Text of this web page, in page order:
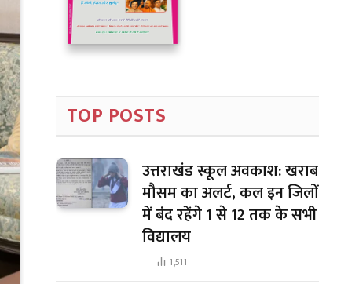
TOP POSTS
उत्तराखंड स्कूल अवकाश: खराब
मौसम का अलर्ट, कल इन जिलों
में बंद रहेंगे 1 से 12 तक के सभी
विद्यालय
1,511